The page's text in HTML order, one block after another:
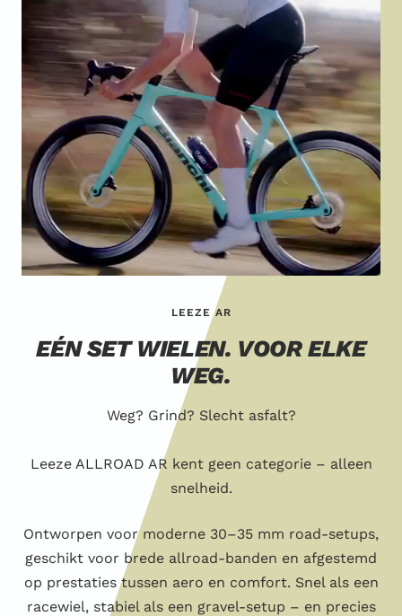
LEEZE AR
EÉN SET WIELEN. VOOR ELKE
WEG.
Weg? Grind? Slecht asfalt?
Leeze ALLROAD AR kent geen categorie – alleen
snelheid.
Ontworpen voor moderne 30–35 mm road-setups,
geschikt voor brede allroad-banden en afgestemd
op prestaties tussen aero en comfort. Snel als een
racewiel, stabiel als een gravel-setup – en precies